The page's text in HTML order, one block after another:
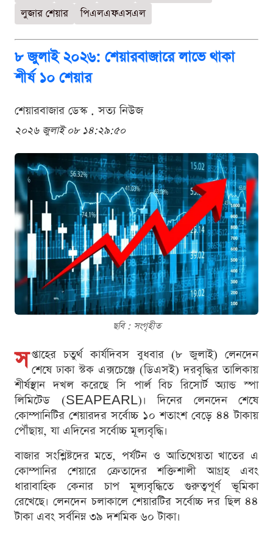
লুজার শেয়ার
পিএলএফএসএল
৮ জুলাই ২০২৬: শেয়ারবাজারে লাভে থাকা
শীর্ষ ১০ শেয়ার
শেয়ারবাজার ডেস্ক . সত্য নিউজ
২০২৬ জুলাই ০৮ ১৪:২৯:৫০
ছবি : সংগৃহীত
স প্তাহের চতুর্থ কার্যদিবস বুধবার (৮ জুলাই) লেনদেন
শেষে ঢাকা স্টক এক্সচেঞ্জে (ডিএসই) দরবৃদ্ধির তালিকায়
শীর্ষস্থান দখল করেছে সি পার্ল বিচ রিসোর্ট অ্যান্ড স্পা
লিমিটেড (SEAPEARL)। দিনের লেনদেন শেষে
কোম্পানিটির শেয়ারদর সর্বোচ্চ ১০ শতাংশ বেড়ে ৪৪ টাকায়
পৌঁছায়, যা এদিনের সর্বোচ্চ মূল্যবৃদ্ধি।
বাজার সংশ্লিষ্টদের মতে, পর্যটন ও আতিথেয়তা খাতের এ
কোম্পানির শেয়ারে ক্রেতাদের শক্তিশালী আগ্রহ এবং
ধারাবাহিক কেনার চাপ মূল্যবৃদ্ধিতে গুরুত্বপূর্ণ ভূমিকা
রেখেছে। লেনদেন চলাকালে শেয়ারটির সর্বোচ্চ দর ছিল ৪৪
টাকা এবং সর্বনিম্ন ৩৯ দশমিক ৬০ টাকা।